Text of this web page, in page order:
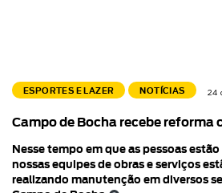
ESPORTES E LAZER NOTÍCIAS 24
Campo de Bocha recebe reforma
Nesse tempo em que as pessoas
nossas equipes de obras e serviços
realizando manutenção em diversos